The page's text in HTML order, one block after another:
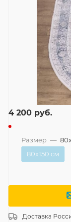
4 200 руб.
Размер —
80x150 см
Доставка